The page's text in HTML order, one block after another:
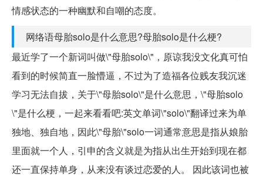
情感状态的一种幽默和自嘲的态度。
网络语母胎solo是什么意思?母胎solo是什么梗?
最近学了一个新词叫做\"母胎solo\"，原谅我没文化真可怕
看到的时候简直一脸懵逼，不过为了造福各位贱友我沉迷
学习无法自拔，关于\"母胎solo\"是什么意思，\"母胎solo
\"是什么梗，一起来看看吧:英文单词\"solo\"翻译过来为单
独地、独自地，因此\"母胎\"solo一词通常意思是指从娘胎
里面就一个人，引申的含义就是为指从出生开始到现在都
还一直保持单身，从来没有谈过恋爱的人。 因此该词也被